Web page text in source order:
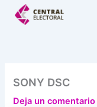
SONY DSC
Deja un comentario